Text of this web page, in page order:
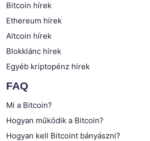
Bitcoin hírek
Ethereum hírek
Altcoin hírek
Blokklánc hírek
Egyéb kriptopénz hírek
FAQ
Mi a Bitcoin?
Hogyan működik a Bitcoin?
Hogyan kell Bitcoint bányászni?